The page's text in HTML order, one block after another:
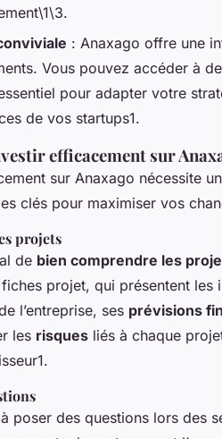
: Anaxago offre une
Vous pouvez accéder à
pour adapter votre
de vos startups1.
efficacement sur
sur Anaxago nécessite
clés pour maximiser vos
projets
de bien comprendre les
fiches projet, qui présentent
l’entreprise, ses prévisions
les risques liés à chaque
à poser des questions lors des